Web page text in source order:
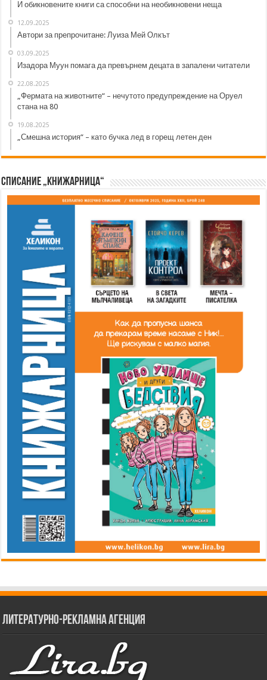
И обикновените книги са способни на необикновени неща
12.09.2025
Автори за препрочитане: Луиза Мей Олкът
03.09.2025
Изадора Муун помага да превърнем децата в запалени читатели
22.08.2025
„Фермата на животните“ – нечутото предупреждение на Оруел
стана на 80
19.08.2025
„Смешна история“ – като бучка лед в горещ летен ден
Списание „Книжарница“
Литературно-рекламна агенция